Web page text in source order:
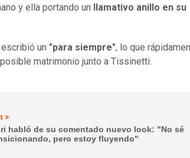
y ella portando un
llamativo anillo en su
un "para siempre", lo que
matrimonio junto a Tissinetti.
>
habló de su comentado nuevo look: "No sé
pero estoy fluyendo"